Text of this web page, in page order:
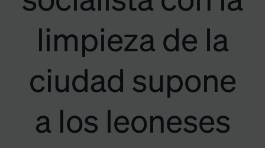
limpieza de la
ciudad supone
a los leoneses